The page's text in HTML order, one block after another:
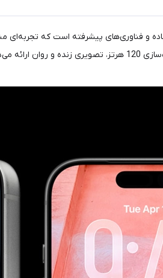
و فناوری‌های پیشرفته است که
تکنولوژی فراهم می‌کند. این گوشی با صفحه نمایش بزرگ 6.9 اینچی،